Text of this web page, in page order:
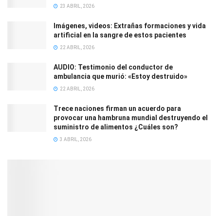
23 ABRIL, 2026
Imágenes, videos: Extrañas formaciones y vida
artificial en la sangre de estos pacientes
22 ABRIL, 2026
AUDIO: Testimonio del conductor de
ambulancia que murió: «Estoy destruido»
22 ABRIL, 2026
Trece naciones firman un acuerdo para
provocar una hambruna mundial destruyendo el
suministro de alimentos ¿Cuáles son?
3 ABRIL, 2026